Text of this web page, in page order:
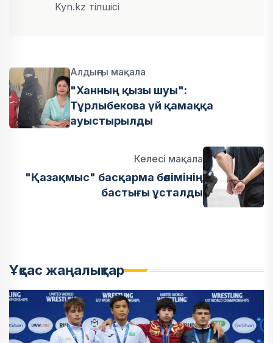
Kyn.kz тілшісі
Алдыңғы мақала
"Ханның қызы шуы":
Тұрлыбекова үй қамаққа
ауыстырылды
Келесі мақала
"Қазақмыс" басқарма бөлімінің
бастығы ұсталды
Ұқсас жаңалықтар